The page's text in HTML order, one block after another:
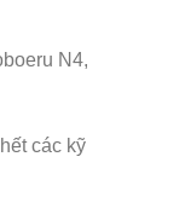
N4,
các kỹ